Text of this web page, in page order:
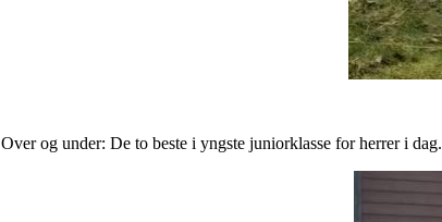
Over og under: De to beste i yngste juniorklasse for herrer i dag.